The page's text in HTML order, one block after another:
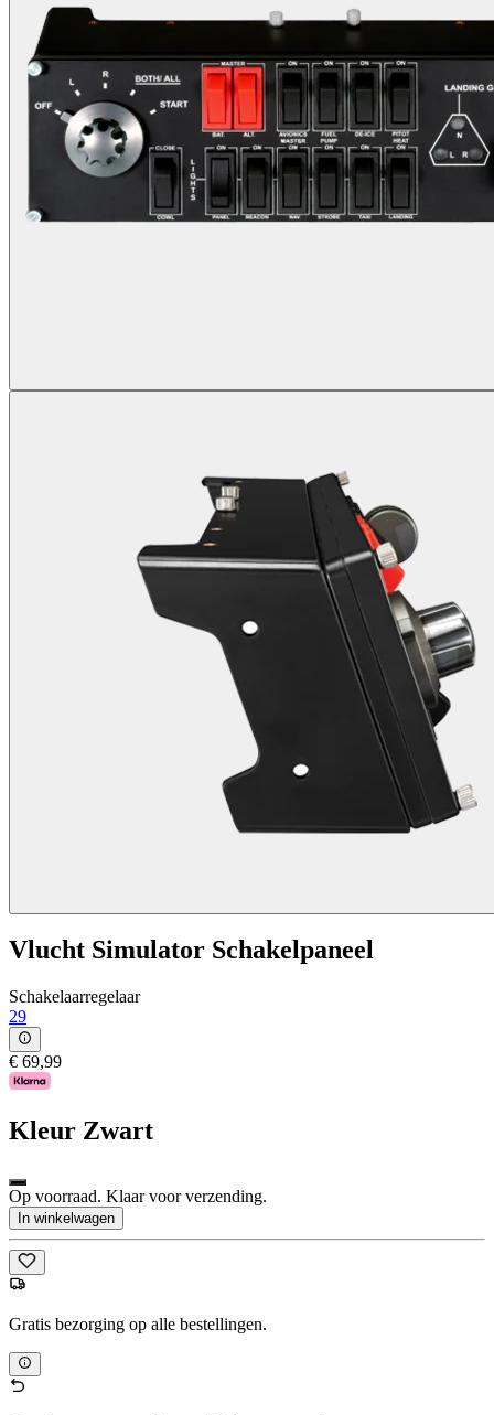
Vlucht Simulator Schakelpaneel
Schakelaarregelaar
29
€ 69,99
Kleur Zwart
Op voorraad. Klaar voor verzending.
In winkelwagen
Gratis bezorging op alle bestellingen.